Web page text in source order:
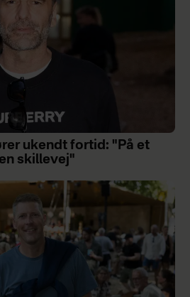
ukendt fortid: "På et
skillevej"